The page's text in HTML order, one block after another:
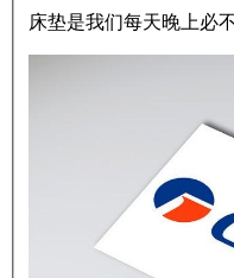
床垫是我们每天晚上必